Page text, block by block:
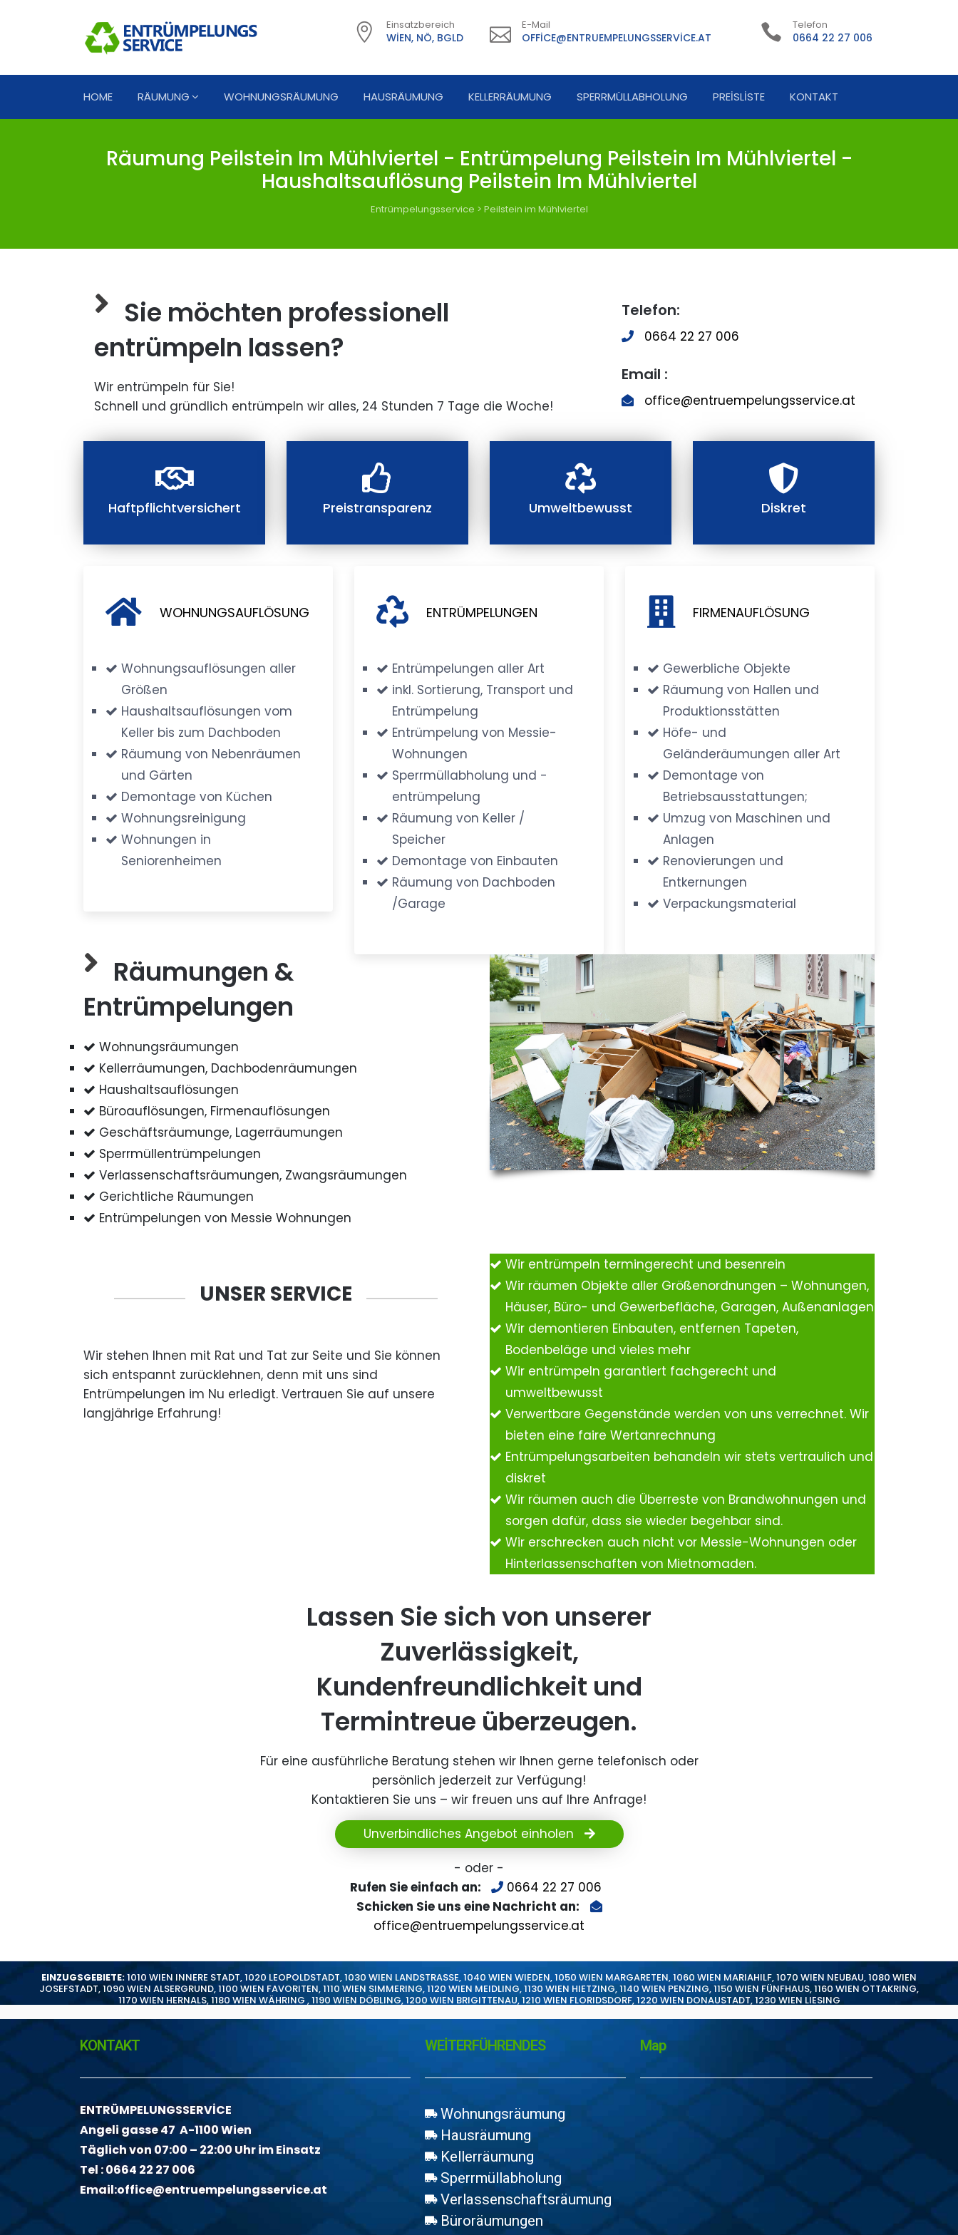
Einsatzbereich
WIEN, NÖ, BGLD
E-Mail
OFFICE@ENTRUEMPELUNGSSERVICE.AT
Telefon
0664 22 27 006
HOME RÄUMUNG WOHNUNGSRÄUMUNG HAUSRÄUMUNG KELLERRÄUMUNG SPERRMÜLLABHOLUNG PREISLISTE KONTAKT
Räumung Peilstein Im Mühlviertel - Entrümpelung Peilstein Im Mühlviertel -
Haushaltsauflösung Peilstein Im Mühlviertel
Entrümpelungsservice > Peilstein im Mühlviertel
Sie möchten professionell
entrümpeln lassen?
Wir entrümpeln für Sie!
Schnell und gründlich entrümpeln wir alles, 24 Stunden 7 Tage die Woche!
Telefon:
0664 22 27 006
Email :
office@entruempelungsservice.at
Haftpflichtversichert Preistransparenz Umweltbewusst Diskret
WOHNUNGSAUFLÖSUNG
Wohnungsauflösungen aller
Größen
Haushaltsauflösungen vom
Keller bis zum Dachboden
Räumung von Nebenräumen
und Gärten
Demontage von Küchen
Wohnungsreinigung
Wohnungen in
Seniorenheimen
ENTRÜMPELUNGEN
Entrümpelungen aller Art
inkl. Sortierung, Transport und
Entrümpelung
Entrümpelung von Messie-
Wohnungen
Sperrmüllabholung und -
entrümpelung
Räumung von Keller /
Speicher
Demontage von Einbauten
Räumung von Dachboden
/Garage
FIRMENAUFLÖSUNG
Gewerbliche Objekte
Räumung von Hallen und
Produktionsstätten
Höfe- und
Geländeräumungen aller Art
Demontage von
Betriebsausstattungen;
Umzug von Maschinen und
Anlagen
Renovierungen und
Entkernungen
Verpackungsmaterial
Räumungen &
Entrümpelungen
Wohnungsräumungen
Kellerräumungen, Dachbodenräumungen
Haushaltsauflösungen
Büroauflösungen, Firmenauflösungen
Geschäftsräumunge, Lagerräumungen
Sperrmüllentrümpelungen
Verlassenschaftsräumungen, Zwangsräumungen
Gerichtliche Räumungen
Entrümpelungen von Messie Wohnungen
UNSER SERVICE
Wir stehen Ihnen mit Rat und Tat zur Seite und Sie können
sich entspannt zurücklehnen, denn mit uns sind
Entrümpelungen im Nu erledigt. Vertrauen Sie auf unsere
langjährige Erfahrung!
Wir entrümpeln termingerecht und besenrein
Wir räumen Objekte aller Größenordnungen – Wohnungen,
Häuser, Büro- und Gewerbefläche, Garagen, Außenanlagen
Wir demontieren Einbauten, entfernen Tapeten,
Bodenbeläge und vieles mehr
Wir entrümpeln garantiert fachgerecht und
umweltbewusst
Verwertbare Gegenstände werden von uns verrechnet. Wir
bieten eine faire Wertanrechnung
Entrümpelungsarbeiten behandeln wir stets vertraulich und
diskret
Wir räumen auch die Überreste von Brandwohnungen und
sorgen dafür, dass sie wieder begehbar sind.
Wir erschrecken auch nicht vor Messie-Wohnungen oder
Hinterlassenschaften von Mietnomaden.
Lassen Sie sich von unserer
Zuverlässigkeit,
Kundenfreundlichkeit und
Termintreue überzeugen.
Für eine ausführliche Beratung stehen wir Ihnen gerne telefonisch oder
persönlich jederzeit zur Verfügung!
Kontaktieren Sie uns – wir freuen uns auf Ihre Anfrage!
Unverbindliches Angebot einholen
- oder -
Rufen Sie einfach an:
0664 22 27 006
Schicken Sie uns eine Nachricht an:
office@entruempelungsservice.at
EINZUGSGEBIETE:1010 WIEN INNERE STADT,1020 LEOPOLDSTADT,1030 WIEN LANDSTRASSE,1040 WIEN WIEDEN,1050 WIEN MARGARETEN,1060 WIEN MARIAHILF,1070 WIEN NEUBAU,1080 WIEN
JOSEFSTADT,1090 WIEN ALSERGRUND,1100 WIEN FAVORITEN,1110 WIEN SIMMERING,1120 WIEN MEIDLING,1130 WIEN HIETZING,1140 WIEN PENZING,1150 WIEN FÜNFHAUS,1160 WIEN OTTAKRING,
1170 WIEN HERNALS,1180 WIEN WÄHRING ,1190 WIEN DÖBLING,1200 WIEN BRIGITTENAU,1210 WIEN FLORIDSDORF,1220 WIEN DONAUSTADT,1230 WIEN LIESING
KONTAKT
ENTRÜMPELUNGSSERVİCE
Angeli gasse 47 A-1100 Wien
Täglich von 07:00 – 22:00 Uhr im Einsatz
Tel :0664 22 27 006
Email:office@entruempelungsservice.at
WEİTERFÜHRENDES
Wohnungsräumung
Hausräumung
Kellerräumung
Sperrmüllabholung
Verlassenschaftsräumung
Büroräumungen
Map